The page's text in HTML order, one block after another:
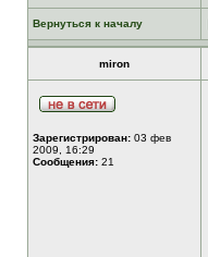
Вернуться к началу
miron
Зарегистрирован: 03 фев
2009, 16:29
Сообщения: 21